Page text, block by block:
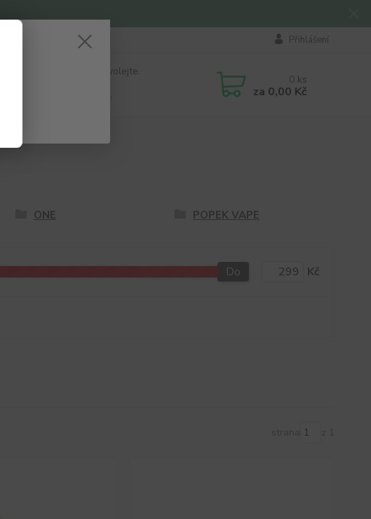
Přihlášení
Nevíte si rady? Zavolejte.
0 ks
za 0,00 Kč
ONE POPEK VAPE
Do Kč